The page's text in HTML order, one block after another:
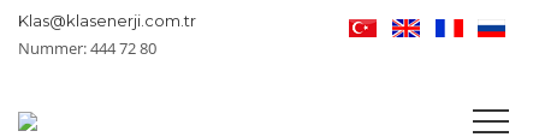
Klas@klasenerji.com.tr
Nummer: 444 72 80